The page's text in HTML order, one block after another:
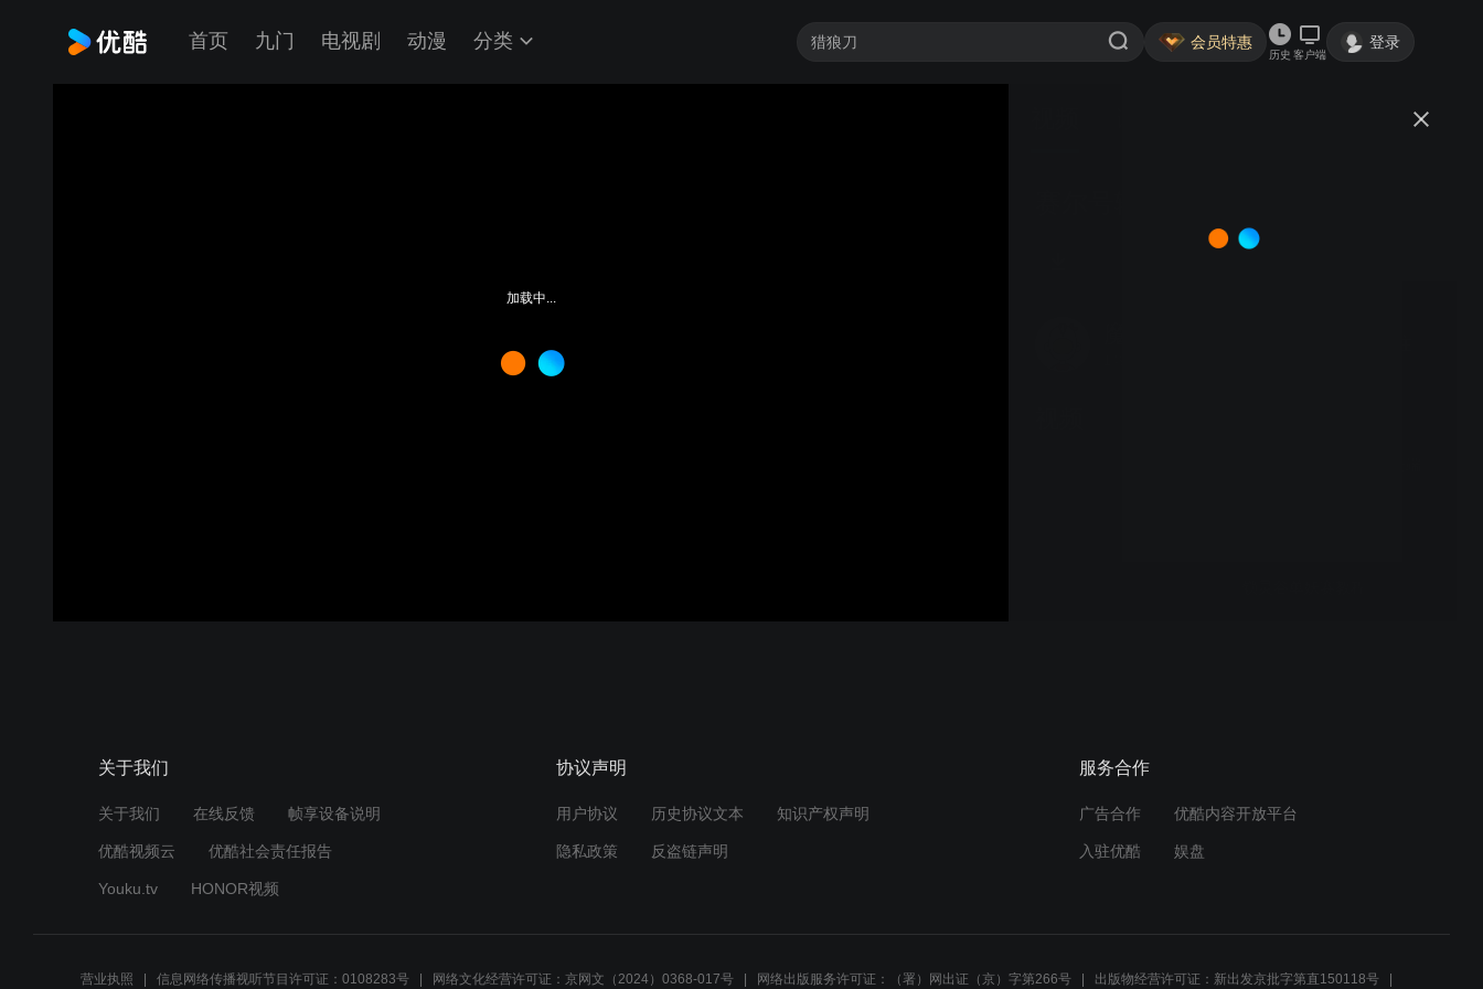
首页 九门 电视剧 动漫 分类 会员特惠
历史 客户端
登录
加载中...
了
关于我们
关于我们 在线反馈 帧享设备说明
优酷视频云 优酷社会责任报告
Youku.tv HONOR视频
协议声明
用户协议 历史协议文本 知识产权声明
隐私政策 反盗链声明
服务合作
广告合作 优酷内容开放平台
入驻优酷 娱盘
营业执照 信息网络传播视听节目许可证：0108283号 网络文化经营许可证：京网文（2024）0368-017号 网络出版服务许可证：（署）网出证（京）字第266号 出版物经营许可证：新出发京批字第直150118号